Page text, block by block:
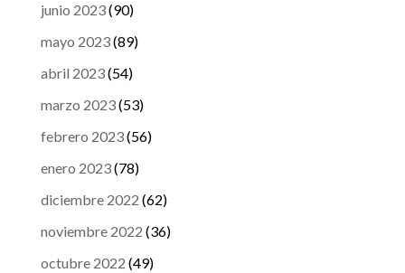
junio 2023(90)
mayo 2023(89)
abril 2023(54)
marzo 2023(53)
febrero 2023(56)
enero 2023(78)
diciembre 2022 (62)
noviembre 2022 (36)
octubre 2022 (49)